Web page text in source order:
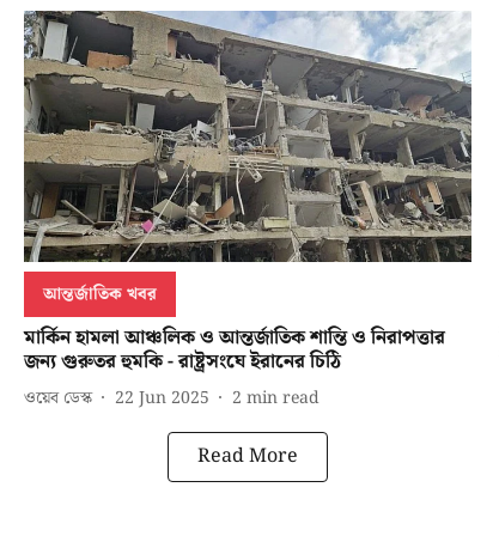
আন্তর্জাতিক খবর
মার্কিন হামলা আঞ্চলিক ও আন্তর্জাতিক শান্তি ও নিরাপত্তার
জন্য গুরুতর হুমকি - রাষ্ট্রসংঘে ইরানের চিঠি
ওয়েব ডেস্ক 22 Jun 2025 2 min read
Read More